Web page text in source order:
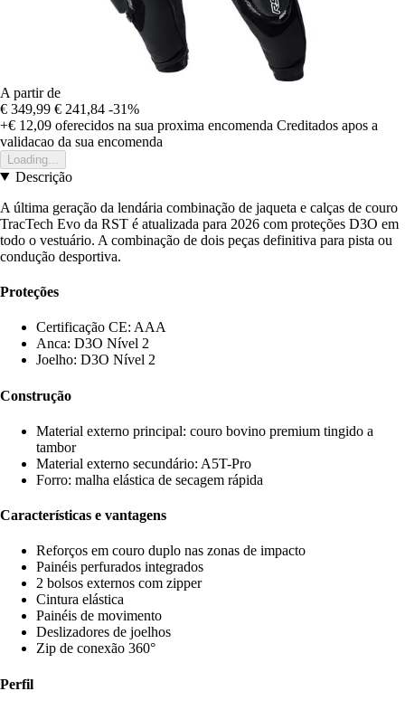
A partir de
€ 349,99 € 241,84 -31%
+€ 12,09 oferecidos na sua proxima encomenda Creditados apos a
validacao da sua encomenda
Loading...
Descrição
A última geração da lendária combinação de jaqueta e calças de couro
TracTech Evo da RST é atualizada para 2026 com proteções D3O em
todo o vestuário. A combinação de dois peças definitiva para pista ou
condução desportiva.
Proteções
Certificação CE: AAA
Anca: D3O Nível 2
Joelho: D3O Nível 2
Construção
Material externo principal: couro bovino premium tingido a
tambor
Material externo secundário: A5T-Pro
Forro: malha elástica de secagem rápida
Características e vantagens
Reforços em couro duplo nas zonas de impacto
Painéis perfurados integrados
2 bolsos externos com zipper
Cintura elástica
Painéis de movimento
Deslizadores de joelhos
Zip de conexão 360°
Perfil